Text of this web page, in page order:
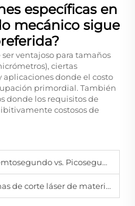
específicas en
mecánico sigue
ventajoso para tamaños
ciertas
donde el costo
primordial. También
donde los requisitos de
costosos de
es Mejor para el Empaquetado Avanzado de Semiconductores?
manejan los diferentes niveles de dureza en materiales como PCD y PCBN?